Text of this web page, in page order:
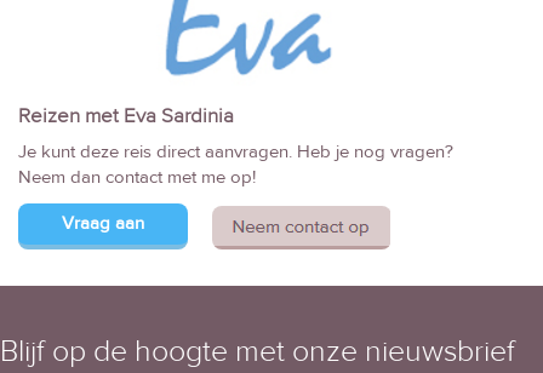
Reizen met Eva Sardinia
Je kunt deze reis direct aanvragen. Heb je nog vragen?
Neem dan contact met me op!
Vraag aan
Blijf op de hoogte met onze nieuwsbrief